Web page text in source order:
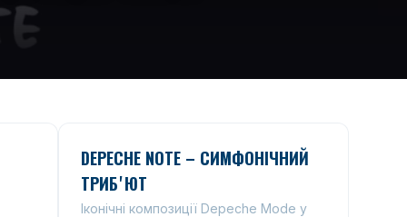
DEPECHE NOTE – СИМФОНІЧНИЙ
ТРИБʼЮТ
Іконічні композиції Depeche Mode у